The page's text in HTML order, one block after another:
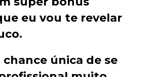
eu vou te revelar
chance única de se